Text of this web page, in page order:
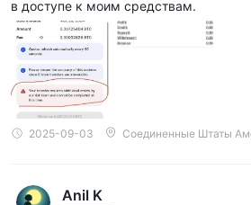
в доступе к моим средствам.
2025-09-03 Соединенные Штаты
Anil K